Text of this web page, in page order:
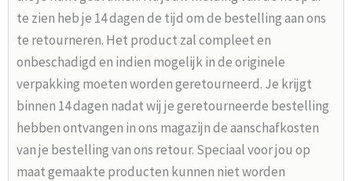
te zien heb je 14 dagen de tijd om de bestelling aan ons
te retourneren. Het product zal compleet en
onbeschadigd en indien mogelijk in de originele
verpakking moeten worden geretourneerd. Je krijgt
binnen 14 dagen nadat wij je geretourneerde bestelling
hebben ontvangen in ons magazijn de aanschafkosten
van je bestelling van ons retour. Speciaal voor jou op
maat gemaakte producten kunnen niet worden